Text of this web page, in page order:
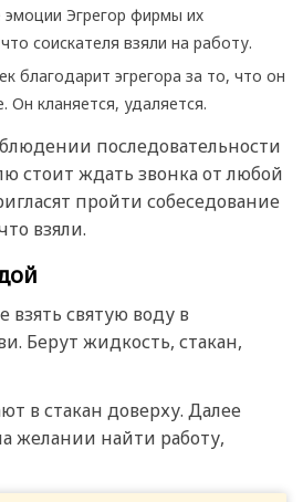
эмоции Эгрегор фирмы их
соискателя взяли на работу.
благодарит эгрегора за то, что он
Он кланяется, удаляется.
последовательности
стоит ждать звонка от любой
пройти собеседование
взяли.
взять святую воду в
Берут жидкость, стакан,
в стакан доверху. Далее
желании найти работу,